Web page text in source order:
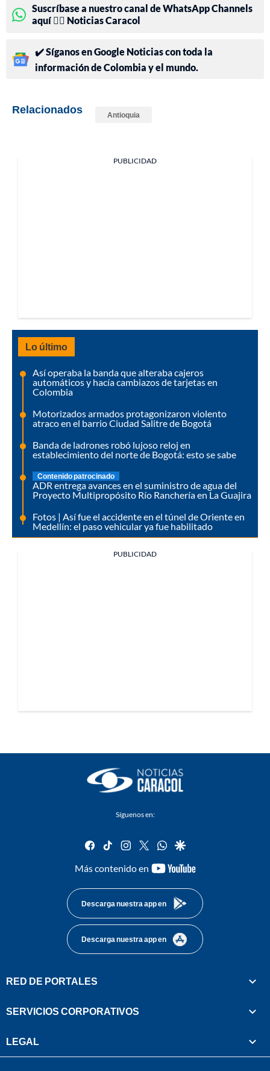
Suscríbase a nuestro canal de WhatsApp Channels
aquí 👉🏻 Noticias Caracol
✔️ Síganos en Google Noticias con toda la
información de Colombia y el mundo.
Relacionados Antioquia
PUBLICIDAD
Lo último
Así operaba la banda que alteraba cajeros
automáticos y hacía cambiazos de tarjetas en
Colombia
Motorizados armados protagonizaron violento
atraco en el barrio Ciudad Salitre de Bogotá
Banda de ladrones robó lujoso reloj en
establecimiento del norte de Bogotá: esto se sabe
Contenido patrocinado
ADR entrega avances en el suministro de agua del
Proyecto Multipropósito Río Ranchería en La Guajira
Fotos | Así fue el accidente en el túnel de Oriente en
Medellín: el paso vehicular ya fue habilitado
PUBLICIDAD
Síguenos en:
facebook
tiktok instagram
twitterwhatsapp
google
Más contenido en
youtube-
Descarga nuestra app en
Descarga nuestra app en
RED DE PORTALES
SERVICIOS CORPORATIVOS
LEGAL